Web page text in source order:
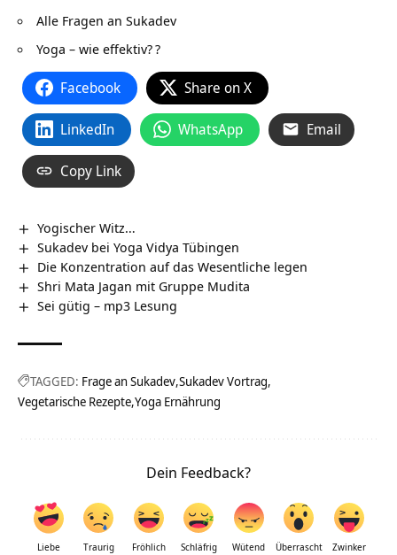
Alle Fragen an Sukadev
Yoga – wie effektiv??
Facebook Share on X
LinkedIn WhatsApp Email
Copy Link
Yogischer Witz…
Sukadev bei Yoga Vidya Tübingen
Die Konzentration auf das Wesentliche legen
Shri Mata Jagan mit Gruppe Mudita
Sei gütig – mp3 Lesung
TAGGED: Frage an Sukadev Sukadev Vortrag
Vegetarische Rezepte Yoga Ernährung
Dein Feedback?
Liebe Traurig Fröhlich Schläfrig Wütend Überrascht Zwinker